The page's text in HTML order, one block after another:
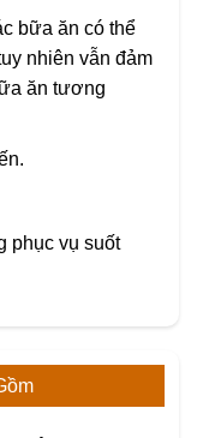
bữa ăn có thể
nhiên vẫn đảm
ăn tương
phục vụ suốt